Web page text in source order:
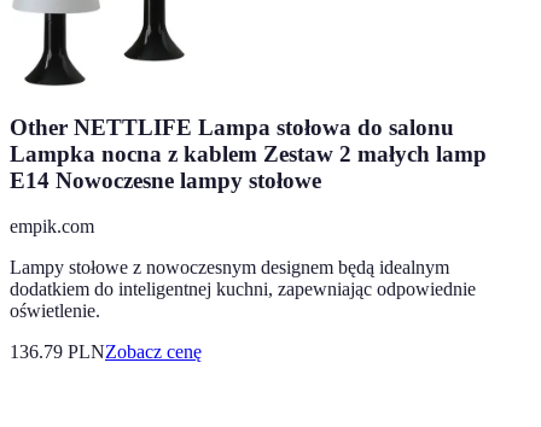
Other NETTLIFE Lampa stołowa do salonu
Lampka nocna z kablem Zestaw 2 małych lamp
E14 Nowoczesne lampy stołowe
empik.com
Lampy stołowe z nowoczesnym designem będą idealnym
dodatkiem do inteligentnej kuchni, zapewniając odpowiednie
oświetlenie.
136.79 PLNZobacz cenę